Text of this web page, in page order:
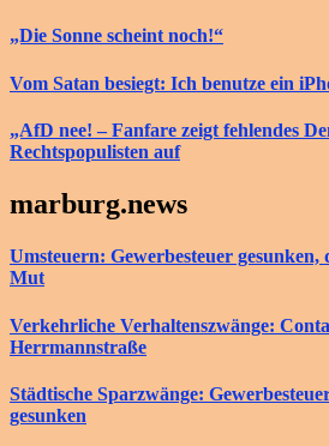
„Die Sonne scheint noch!“
Vom Satan besiegt: Ich benutze ein
„AfD nee! – Fanfare zeigt fehlendes
Rechtspopulisten auf
marburg.news
Umsteuern: Gewerbesteuer
Mut
Verkehrliche Verhaltenszwänge:
Herrmannstraße
Städtische Sparzwänge:
gesunken